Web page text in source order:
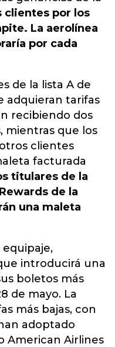
clientes por los
La aerolínea
por cada
de la lista A de
adquieran tarifas
recibiendo dos
mientras que los
clientes
facturada
titulares de la
de la
una maleta
equipaje,
introducirá una
boletos más
de mayo. La
más bajas, con
adoptado
American Airlines